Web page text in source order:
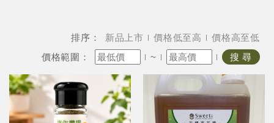
排序： 新品上市 價格低至高
價格高至低
價格範圍：
~ 搜 尋